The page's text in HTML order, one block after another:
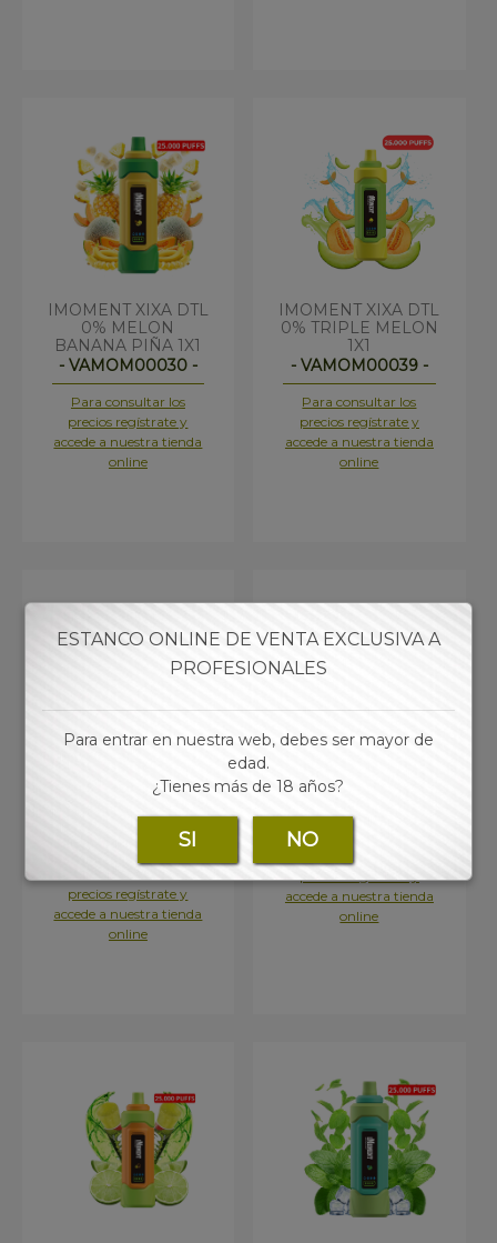
IMOMENT XIXA DTL
0% MELON
BANANA PIÑA 1X1
- VAMOM00030 -
Para consultar los
precios regístrate y
accede a nuestra tienda
online
IMOMENT XIXA DTL
0% TRIPLE MELON
1X1
- VAMOM00039 -
Para consultar los
precios regístrate y
accede a nuestra tienda
online
IMOMENT XIXA DTL
0% BLUEBERRY
RASPBERRY 1X1
- VAMOM00025 -
precios regístrate y
accede a nuestra tienda
online
IMOMENT XIXA DTL
- VAMOM00032 -
precios regístrate y
accede a nuestra tienda
online
ESTANCO ONLINE DE VENTA EXCLUSIVA A
PROFESIONALES
Para entrar en nuestra web, debes ser mayor de
edad.
¿Tienes más de 18 años?
SI NO